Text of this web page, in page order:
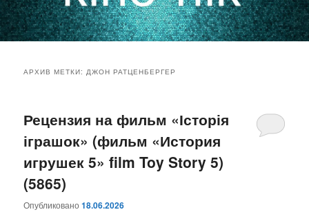
основному
содержимому
дополнительному
содержимому
АРХИВ МЕТКИ:ДЖОН РАТЦЕНБЕРГЕР
Рецензия на фильм «Історія
іграшок» (фильм «История
игрушек 5» film Toy Story 5)
(5865)
Опубликовано18.06.2026